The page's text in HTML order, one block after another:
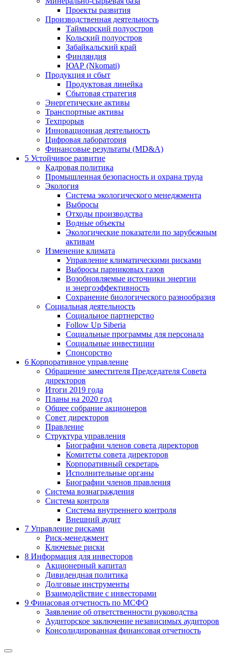
Проекты развития
Производственная деятельность
Таймырский полуостров
Кольский полуостров
Забайкальский край
Финляндия
ЮАР (Nkomati)
Продукция и сбыт
Продуктовая линейка
Сбытовая стратегия
Энергетические активы
Транспортные активы
Техпрорыв
Инновационная деятельность
Цифровая лаборатория
Финансовые результаты (MD&A)
5 Устойчивое развитие
Кадровая политика
Промышленная безопасность и охрана труда
Экология
Система экологического менеджмента
Выбросы
Отходы производства
Водные объекты
Экологические показатели по зарубежным
активам
Изменение климата
Управление климатическими рисками
Выбросы парниковых газов
Возобновляемые источники энергии
и энергоэффективность
Сохранение биологического разнообразия
Социальная деятельность
Социальное партнерство
Follow Up Siberia
Социальные программы для персонала
Социальные инвестиции
Спонсорство
6 Корпоративное управление
Обращение заместителя Председателя Совета
директоров
Итоги 2019 года
Планы на 2020 год
Общее собрание акционеров
Совет директоров
Правление
Структура управления
Биографии членов совета директоров
Комитеты совета директоров
Корпоративный секретарь
Исполнительные органы
Биографии членов правления
Система вознаграждения
Система контроля
Система внутреннего контроля
Внешний аудит
7 Управление рисками
Риск-менеджмент
Ключевые риски
8 Информация для инвесторов
Акционерный капитал
Дивидендная политика
Долговые инструменты
Взаимодействие с инвеcторами
9 Финасовая отчетность по МСФО
Заявление об ответственности руководства
Аудиторское заключение независимых аудиторов
Консолидированная финансовая отчетность